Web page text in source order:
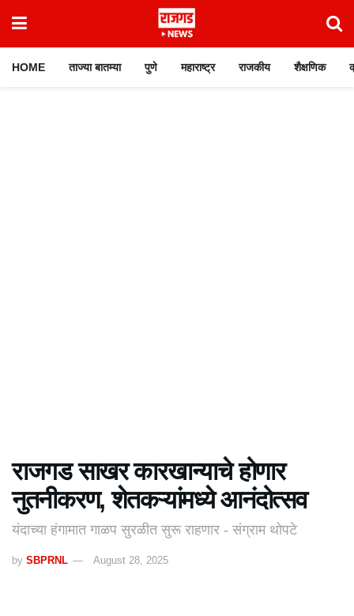
HOME ताज्या बातम्या पुणे महाराष्ट्र राजकीय शैक्षणिक
राजगड साखर कारखान्याचे होणार
नुतनीकरण, शेतकऱ्यांमध्ये आनंदोत्सव
यंदाच्या हंगामात गाळप सुरळीत सुरू राहणार - संग्राम थोपटे
by SBPRNL August 28, 2025